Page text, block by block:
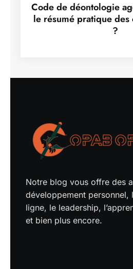
Code de déontologie
le résumé pratique
?
Notre blog vous offre des
développement personnel,
ligne, le leadership,
et bien plus encore.